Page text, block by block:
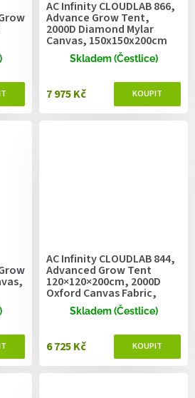
AC Infinity CLOUDLAB 866,
Advance Grow Tent,
2000D Diamond Mylar
Canvas, 150x150x200cm
Skladem (Čestlice)
7 975 Kč
AC Infinity CLOUDLAB 844,
Advanced Grow Tent
120×120×200cm, 2000D
Oxford Canvas Fabric,
Large Viewing Window
with Zipper
Skladem (Čestlice)
6 725 Kč